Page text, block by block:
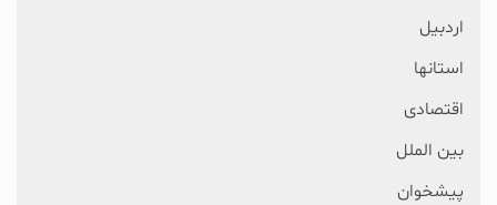
اردبیل
استانها
اقتصادی
بین الملل
پیشخوان